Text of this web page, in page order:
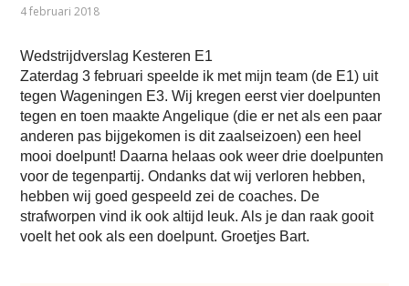
4 februari 2018
Wedstrijdverslag Kesteren E1
Zaterdag 3 februari speelde ik met mijn team (de E1) uit
tegen Wageningen E3. Wij kregen eerst vier doelpunten
tegen en toen maakte Angelique (die er net als een paar
anderen pas bijgekomen is dit zaalseizoen) een heel
mooi doelpunt! Daarna helaas ook weer drie doelpunten
voor de tegenpartij. Ondanks dat wij verloren hebben,
hebben wij goed gespeeld zei de coaches. De
strafworpen vind ik ook altijd leuk. Als je dan raak gooit
voelt het ook als een doelpunt. Groetjes Bart.